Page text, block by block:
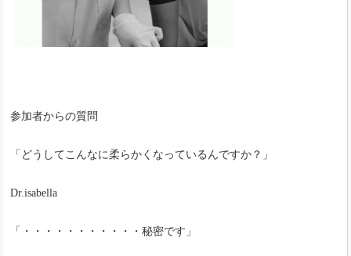
参加者からの質問
「どうしてこんなに柔らかくなっているんですか？」
Dr.isabella
「・・・・・・・・・・・秘密です」